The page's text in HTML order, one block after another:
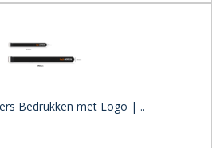
Bedrukken met Logo | ..